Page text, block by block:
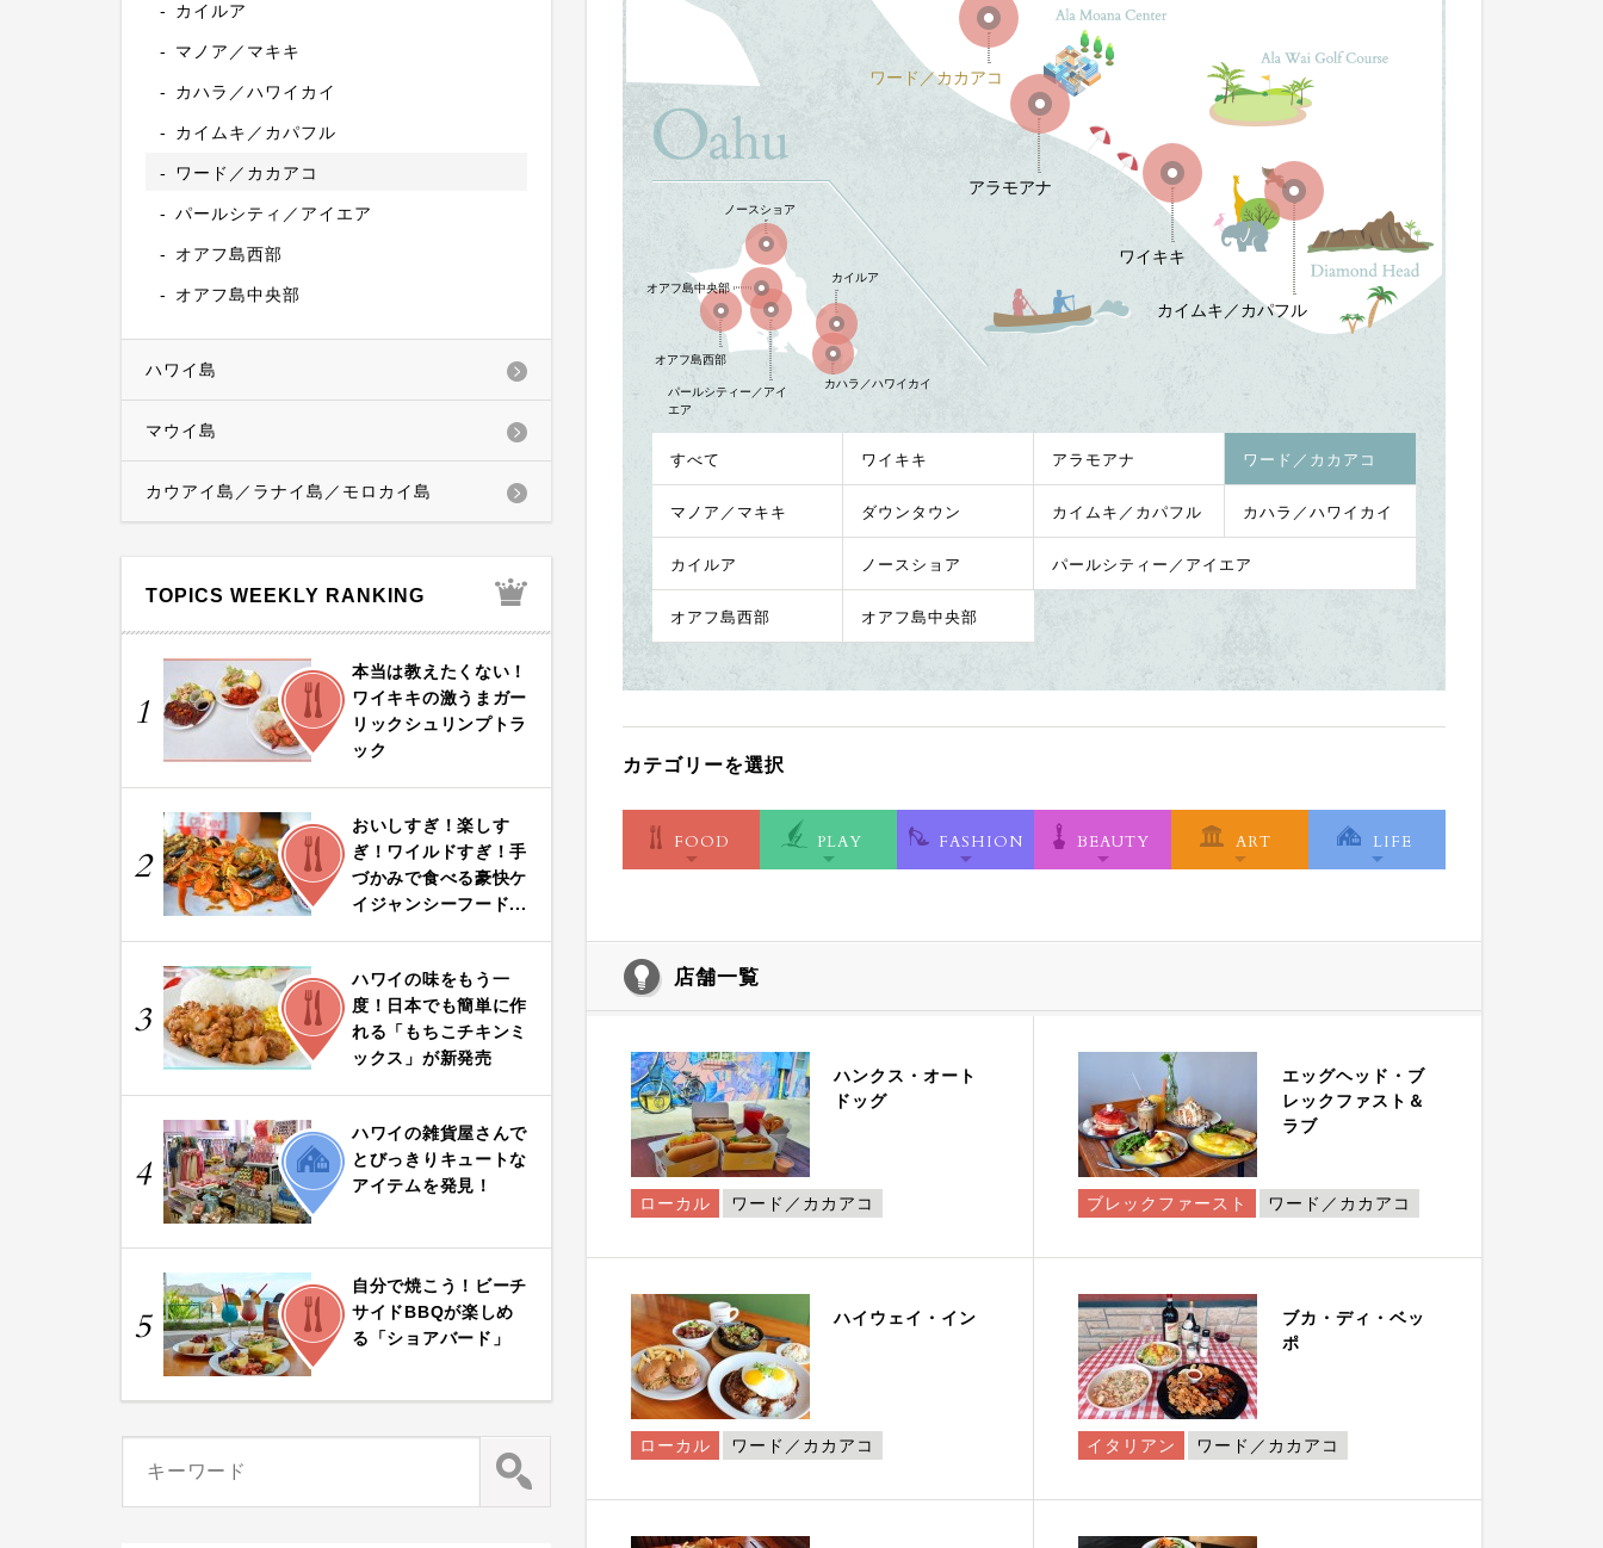
ノースショア
カイルア
カハラ／ハワイカイ
カイムキ／カパフル
ワイキキ
アラモアナ
ワード／カカアコ
パールシティー／アイ
エア
オアフ島西部
オアフ島中央部
すべて ワイキキ アラモアナ ワード／カカアコ
マノア／マキキ ダウンタウン カイムキ／カパフル カハラ／ハワイカイ
カイルア ノースショア パールシティー／アイエア
オアフ島西部 オアフ島中央部
カテゴリーを選択
FOOD PLAY FASHION BEAUTY ART LIFE
店舗一覧
ハンクス・オート
ドッグ
ローカル ワード／カカアコ
エッグヘッド・ブ
レックファスト＆
ラブ
ブレックファースト ワード／カカアコ
ハイウェイ・イン
ローカル ワード／カカアコ
ブカ・ディ・ベッ
ポ
イタリアン ワード／カカアコ
カイルア
マノア／マキキ
カハラ／ハワイカイ
カイムキ／カパフル
ワード／カカアコ
パールシティ／アイエア
オアフ島西部
オアフ島中央部
ハワイ島
マウイ島
カウアイ島／ラナイ島／モロカイ島
TOPICS WEEKLY RANKING
1
FOOD
本当は教えたくない！
ワイキキの激うまガー
リックシュリンプトラ
ック
2
FOOD
おいしすぎ！楽しす
ぎ！ワイルドすぎ！手
づかみで食べる豪快ケ
イジャンシーフード...
3
FOOD
ハワイの味をもう一
度！日本でも簡単に作
れる「もちこチキンミ
ックス」が新発売
4
LIFE
ハワイの雑貨屋さんで
とびっきりキュートな
アイテムを発見！
5
FOOD
自分で焼こう！ビーチ
サイドBBQが楽しめ
る「ショアバード」